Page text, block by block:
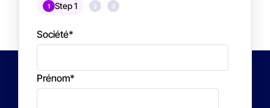
1 Step 1 2 3
Société*
Prénom*